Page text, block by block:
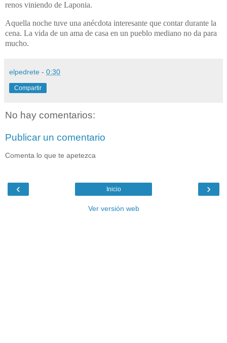
renos viniendo de Laponia.
Aquella noche tuve una anécdota interesante que contar durante la
cena. La vida de un ama de casa en un pueblo mediano no da para
mucho.
elpedrete - 0:30
Compartir
No hay comentarios:
Publicar un comentario
Comenta lo que te apetezca
‹ ›
Inicio
Ver versión web